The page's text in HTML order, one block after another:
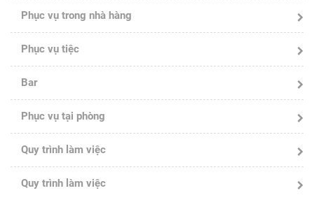
Phục vụ trong nhà hàng
Phục vụ tiệc
Bar
Phục vụ tại phòng
Quy trình làm việc
Quy trình làm việc